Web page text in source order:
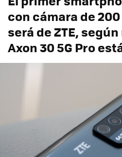
con cámara de
será de ZTE,
Axon 30 5G Pro